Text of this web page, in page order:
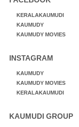
KERALAKAUMUDI
KAUMUDY
KAUMUDY MOVIES
INSTAGRAM
KAUMUDY
KAUMUDY MOVIES
KERALAKAUMUDI
KAUMUDI GROUP